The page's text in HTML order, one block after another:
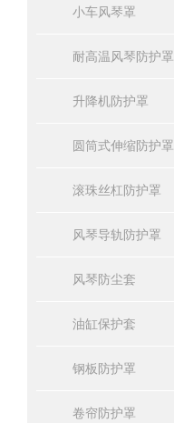
小车风琴罩
耐高温风琴防护罩
升降机防护罩
圆筒式伸缩防护罩
滚珠丝杠防护罩
风琴导轨防护罩
风琴防尘套
油缸保护套
钢板防护罩
卷帘防护罩